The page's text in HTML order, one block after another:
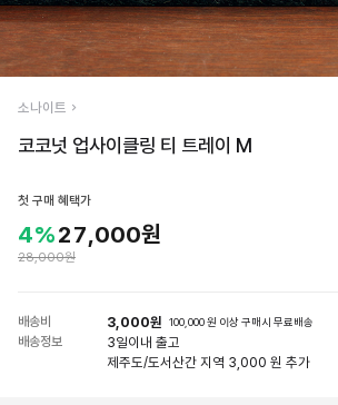
소나이트
코코넛 업사이클링 티 트레이 M
첫 구매 혜택가
4%27,000원
28,000원
배송비 3,000원 100,000 원 이상 구매시 무료배송
배송정보 3일이내 출고
제주도/도서산간 지역 3,000 원 추가